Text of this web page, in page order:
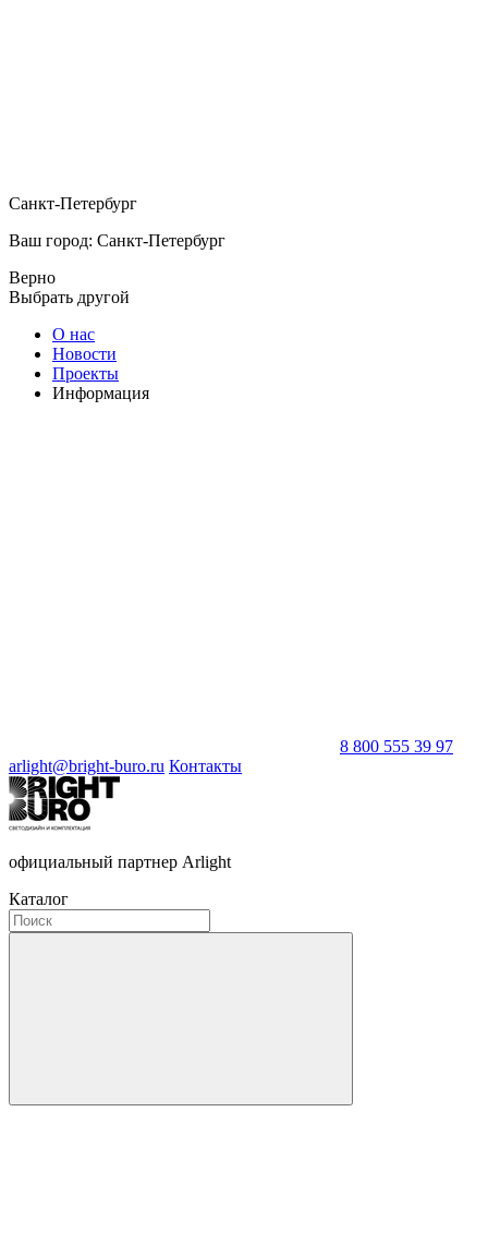
Санкт-Петербург
Ваш город: Санкт-Петербург
Верно
Выбрать другой
О нас
Новости
Проекты
Информация
8 800 555 39 97
arlight@bright-buro.ru Контакты
официальный партнер Arlight
Каталог